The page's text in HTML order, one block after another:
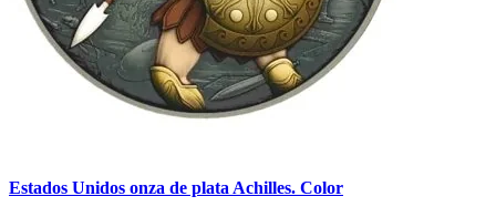
Estados Unidos onza de plata Achilles. Color